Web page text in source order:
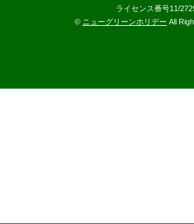
ライセンス番号11/
© ニューグリーンホリデー All